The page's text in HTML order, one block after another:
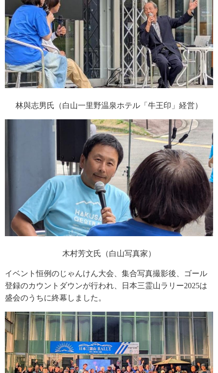
林與志男氏（白山一里野温泉ホテル「牛王印」経営）
木村芳文氏（白山写真家）
イベント恒例のじゃんけん大会、集合写真撮影後、ゴール
登録のカウントダウンが行われ、日本三霊山ラリー2025は
盛会のうちに終幕しました。